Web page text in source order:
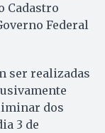
Cadastro
Federal
ser realizadas
dos
3 de